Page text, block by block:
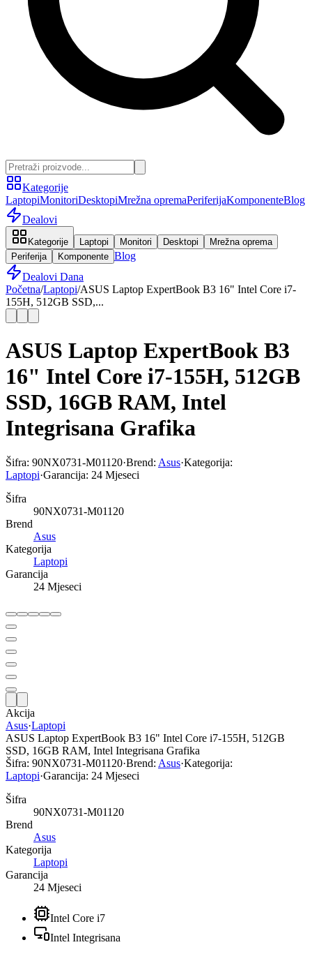
Kategorije
LaptopiMonitoriDesktopiMrežna opremaPeriferijaKomponenteBlog
Dealovi
Kategorije Laptopi Monitori Desktopi
Mrežna oprema
Periferija
Komponente Blog
Dealovi Dana
Početna/Laptopi/ASUS Laptop ExpertBook B3 16" Intel Core i7-
155H, 512GB SSD,...
ASUS Laptop ExpertBook B3
16" Intel Core i7-155H, 512GB
SSD, 16GB RAM, Intel
Integrisana Grafika
Šifra: 90NX0731-M01120·Brend: Asus·Kategorija:
Laptopi·Garancija: 24 Mjeseci
Šifra
90NX0731-M01120
Brend
Asus
Kategorija
Laptopi
Garancija
24 Mjeseci
Akcija
Asus·Laptopi
ASUS Laptop ExpertBook B3 16" Intel Core i7-155H, 512GB
SSD, 16GB RAM, Intel Integrisana Grafika
Šifra: 90NX0731-M01120·Brend: Asus·Kategorija:
Laptopi·Garancija: 24 Mjeseci
Šifra
90NX0731-M01120
Brend
Asus
Kategorija
Laptopi
Garancija
24 Mjeseci
Intel Core i7
Intel Integrisana